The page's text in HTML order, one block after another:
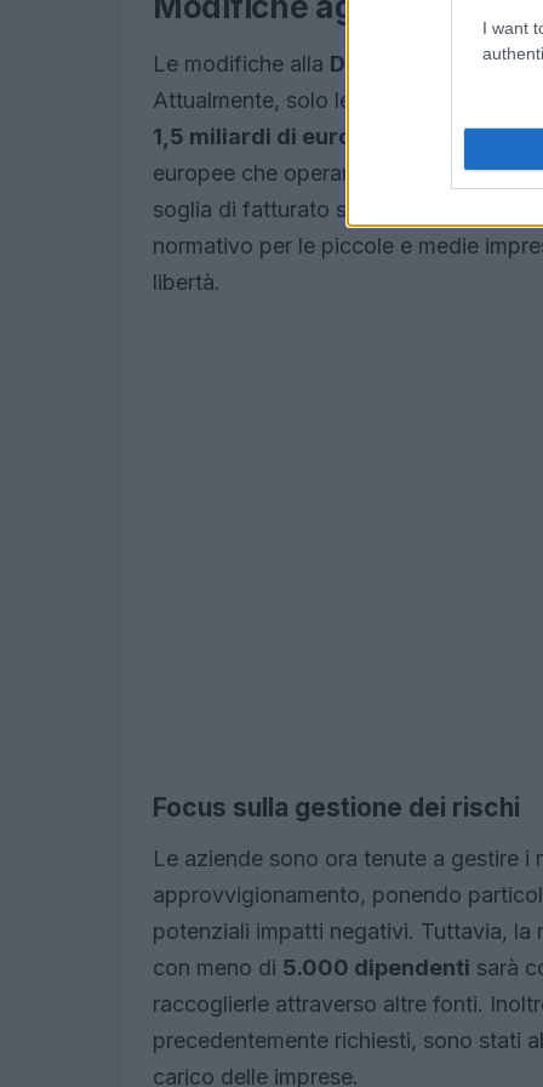
I want
Le modifiche alla Direttiva sulla due
Attualmente, solo le aziende con oltre
1,5 miliardi di euro
saranno tenute a
europee che operano nel mercato
soglia di fatturato stabilita. Questa
normativo per le piccole e medie
libertà.
Focus sulla gestione dei rischi
Le aziende sono ora tenute a gestire i
approvvigionamento, ponendo
potenziali impatti negativi. Tuttavia, la
con meno di 5.000 dipendenti sarà
raccoglierle attraverso altre fonti.
precedentemente richiesti, sono stati
carico delle imprese.